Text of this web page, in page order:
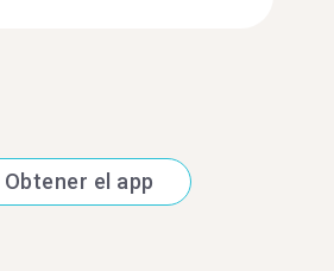
Obtener el app